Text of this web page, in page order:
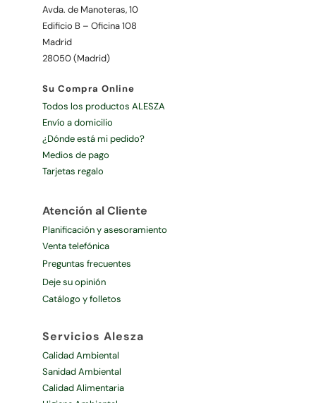
Avda. de Manoteras, 10
Edificio B – Oficina 108
Madrid
28050 (Madrid)
Su Compra Online
Todos los productos ALESZA
Envío a domicilio
¿Dónde está mi pedido?
Medios de pago
Tarjetas regalo
Atención al Cliente
Planificación y asesoramiento
Venta telefónica
Preguntas frecuentes
Deje su opinión
Catálogo y folletos
Servicios Alesza
Calidad Ambiental
Sanidad Ambiental
Calidad Alimentaria